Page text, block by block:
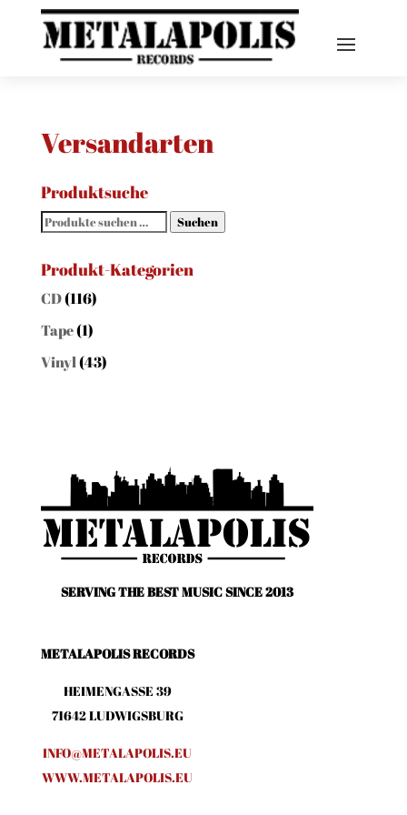
Versandarten
Produktsuche
Suchen
Suchen
Produkt-Kategorien
CD(116)
Tape(1)
Vinyl(43)
SERVING THE BEST MUSIC SINCE 2013
METALAPOLIS RECORDS
HEIMENGASSE 39
71642 LUDWIGSBURG
INFO@METALAPOLIS.EU
WWW.METALAPOLIS.EU